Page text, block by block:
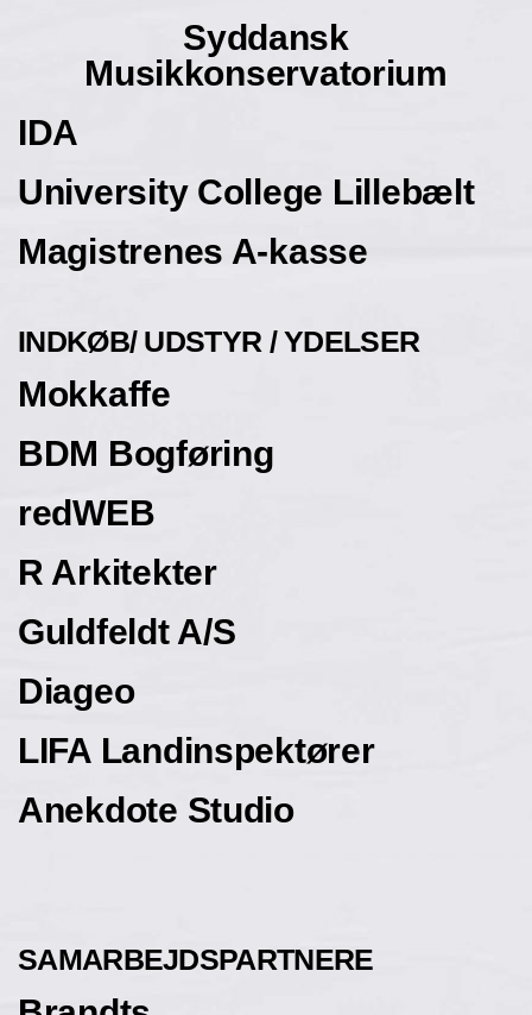
Syddansk
Musikkonservatorium
IDA
University College Lillebælt
Magistrenes A-kasse
INDKØB/ UDSTYR / YDELSER
Mokkaffe
BDM Bogføring
redWEB
R Arkitekter
Guldfeldt A/S
Diageo
LIFA Landinspektører
Anekdote Studio
SAMARBEJDSPARTNERE